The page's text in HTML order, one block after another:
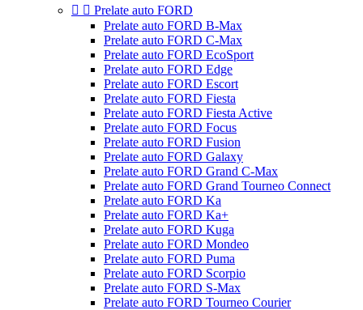
  Prelate auto FORD
Prelate auto FORD B-Max
Prelate auto FORD C-Max
Prelate auto FORD EcoSport
Prelate auto FORD Edge
Prelate auto FORD Escort
Prelate auto FORD Fiesta
Prelate auto FORD Fiesta Active
Prelate auto FORD Focus
Prelate auto FORD Fusion
Prelate auto FORD Galaxy
Prelate auto FORD Grand C-Max
Prelate auto FORD Grand Tourneo Connect
Prelate auto FORD Ka
Prelate auto FORD Ka+
Prelate auto FORD Kuga
Prelate auto FORD Mondeo
Prelate auto FORD Puma
Prelate auto FORD Scorpio
Prelate auto FORD S-Max
Prelate auto FORD Tourneo Courier